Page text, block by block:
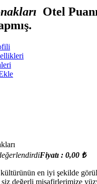
Otel
Fiyatı : 0,00 ₺
en iyi şekilde
siz değerli misafirlerimize